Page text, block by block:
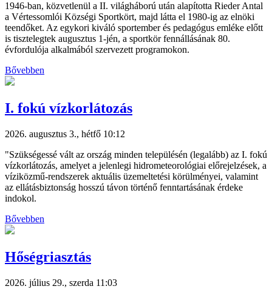
1946-ban, közvetlenül a II. világháború után alapította Rieder Antal
a Vértessomlói Községi Sportkört, majd látta el 1980-ig az elnöki
teendőket. Az egykori kiváló sportember és pedagógus emléke előtt
is tisztelegtek augusztus 1-jén, a sportkör fennállásának 80.
évfordulója alkalmából szervezett programokon.
Bővebben
I. fokú vízkorlátozás
2026. augusztus 3., hétfő 10:12
"Szükségessé vált az ország minden településén (legalább) az I. fokú
vízkorlátozás, amelyet a jelenlegi hidrometeorológiai előrejelzések, a
víziközmű-rendszerek aktuális üzemeltetési körülményei, valamint
az ellátásbiztonság hosszú távon történő fenntartásának érdeke
indokol.
Bővebben
Hőségriasztás
2026. július 29., szerda 11:03